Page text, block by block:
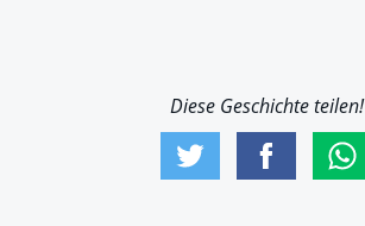
Diese Geschichte teilen!